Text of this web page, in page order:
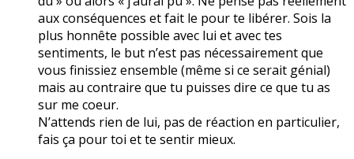
aux conséquences et fait le pour te libérer. Sois la
plus honnête possible avec lui et avec tes
sentiments, le but n’est pas nécessairement que
vous finissiez ensemble (même si ce serait génial)
mais au contraire que tu puisses dire ce que tu as
sur me coeur.
N’attends rien de lui, pas de réaction en particulier,
fais ça pour toi et te sentir mieux.